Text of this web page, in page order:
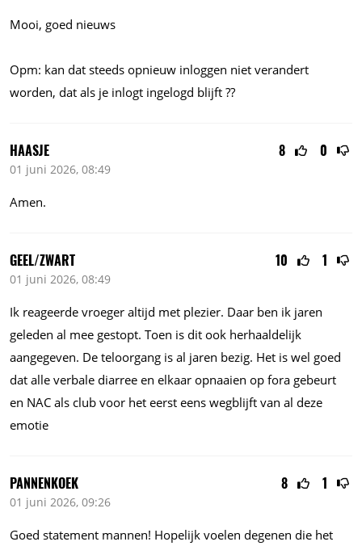
Mooi, goed nieuws
Opm: kan dat steeds opnieuw inloggen niet verandert
worden, dat als je inlogt ingelogd blijft ??
8 0
HAASJE
01 juni 2026, 08:49
Amen.
10 1
GEEL/ZWART
01 juni 2026, 08:49
Ik reageerde vroeger altijd met plezier. Daar ben ik jaren
geleden al mee gestopt. Toen is dit ook herhaaldelijk
aangegeven. De teloorgang is al jaren bezig. Het is wel goed
dat alle verbale diarree en elkaar opnaaien op fora gebeurt
en NAC als club voor het eerst eens wegblijft van al deze
emotie
8 1
PANNENKOEK
01 juni 2026, 09:26
Goed statement mannen! Hopelijk voelen degenen die het